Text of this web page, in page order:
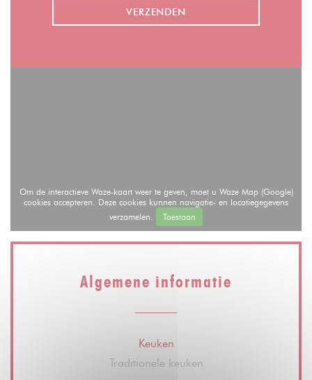
Om de interactieve Waze-kaart weer te geven, moet u Waze Map (Google)
cookies accepteren. Deze cookies kunnen navigatie- en locatiegegevens
verzamelen.
Toestaan
Algemene informatie
Keuken
Traditionele keuken